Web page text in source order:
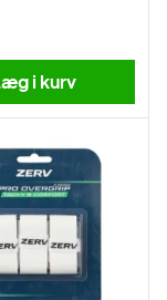
i kurv